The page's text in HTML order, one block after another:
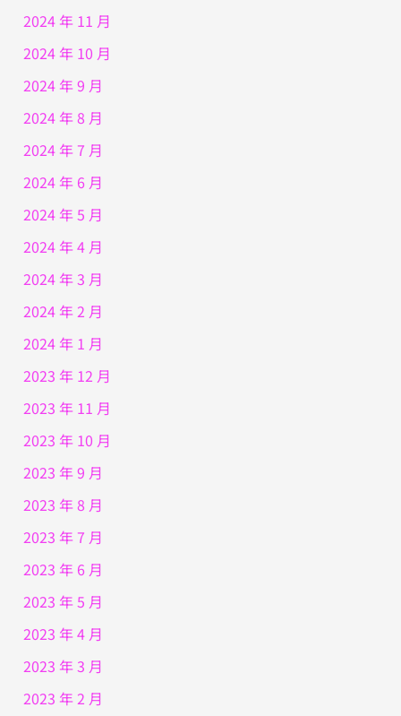
2024 年 11 月
2024 年 10 月
2024 年 9 月
2024 年 8 月
2024 年 7 月
2024 年 6 月
2024 年 5 月
2024 年 4 月
2024 年 3 月
2024 年 2 月
2024 年 1 月
2023 年 12 月
2023 年 11 月
2023 年 10 月
2023 年 9 月
2023 年 8 月
2023 年 7 月
2023 年 6 月
2023 年 5 月
2023 年 4 月
2023 年 3 月
2023 年 2 月